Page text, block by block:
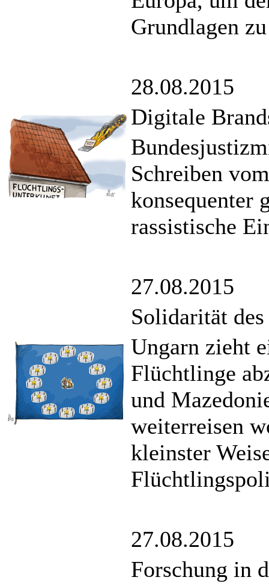
Grundlagen
28.08.2015
Digitale
Schreiben
konsequenter
rassistische
27.08.2015
Solidarität
Ungarn zieht
Flüchtlinge
und
weiterreisen
kleinster
27.08.2015
Forschung in